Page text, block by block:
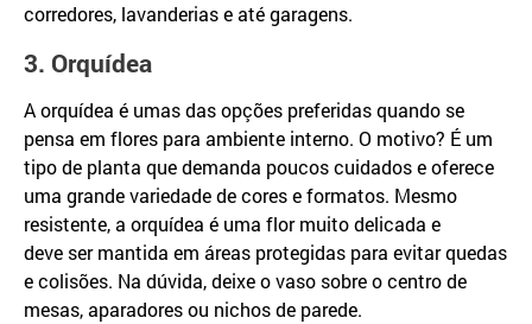
corredores, lavanderias e até garagens.
3. Orquídea
A orquídea é umas das opções preferidas quando se
pensa em flores para ambiente interno. O motivo? É um
tipo de planta que demanda poucos cuidados e oferece
uma grande variedade de cores e formatos. Mesmo
resistente, a orquídea é uma flor muito delicada e
deve ser mantida em áreas protegidas para evitar quedas
e colisões. Na dúvida, deixe o vaso sobre o centro de
mesas, aparadores ou nichos de parede.